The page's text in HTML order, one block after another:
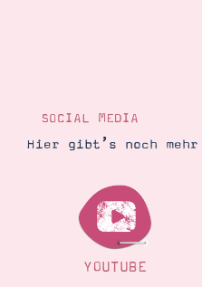
Ordnungstipps
SOCIAL MEDIA
Hier gibt’s noch mehr
YOUTUBE